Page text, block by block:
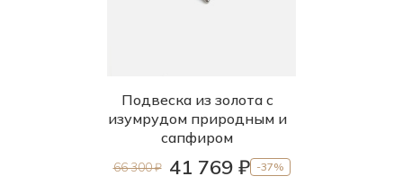
Подвеска из золота с
изумрудом природным и
сапфиром
66 300 ₽ 41 769 ₽ -37%